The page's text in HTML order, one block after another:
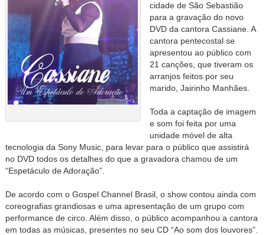
cidade de São Sebastião
para a gravação do novo
DVD da cantora Cassiane. A
cantora pentecostal se
apresentou ao público com
21 canções, que tiveram os
arranjos feitos por seu
marido, Jairinho Manhães.
Toda a captação de imagem
e som foi feita por uma
unidade móvel de alta
tecnologia da Sony Music, para levar para o público que assistirá
no DVD todos os detalhes do que a gravadora chamou de um
“Espetáculo de Adoração”.
De acordo com o Gospel Channel Brasil, o show contou ainda com
coreografias grandiosas e uma apresentação de um grupo com
performance de circo. Além disso, o público acompanhou a cantora
em todas as músicas, presentes no seu CD “Ao som dos louvores”.